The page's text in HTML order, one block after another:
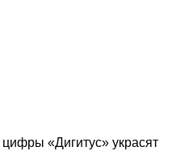
«Дигитус» украсят